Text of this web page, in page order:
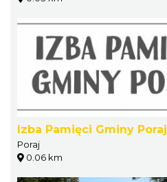
Izba Pamięci Gminy Poraj
Poraj
0.06 km